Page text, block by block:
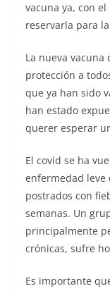
vacuna ya, con
reservarla para
La nueva
protección a
que ya han sido
han estado
querer esperar
El covid se ha
enfermedad leve
postrados con
semanas. Un
principalmente
crónicas, sufre
Es importante